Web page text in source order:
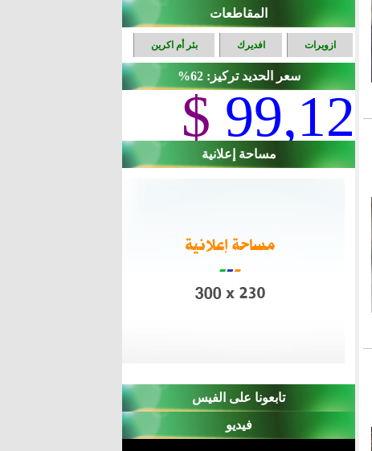
المقاطعات
ازويرات افديرك بئر أم اكرين
سعر الحديد تركيز: 62%
99,12
$
مساحة إعلانية
تابعونا على الفيس
فيديو